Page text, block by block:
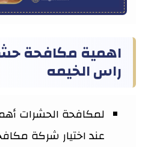
اهمية مكافحة
راس الخيمه
لمكافحة الحشرات
عند اختيار شركة